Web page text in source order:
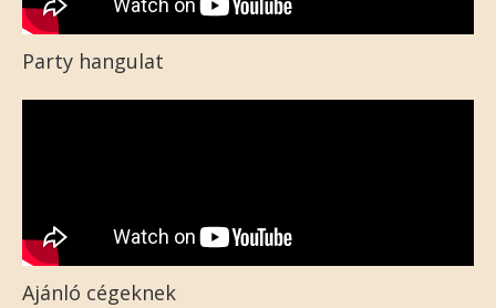
Party hangulat
Ajánló cégeknek